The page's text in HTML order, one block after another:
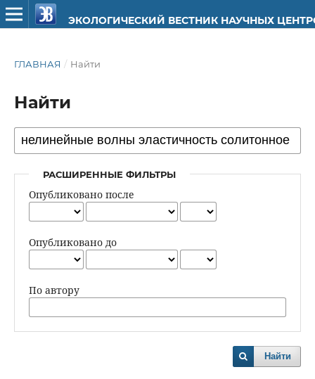
ЭКОЛОГИЧЕСКИЙ ВЕСТНИК НАУЧНЫХ
ГЛАВНАЯ / Найти
Найти
РАСШИРЕННЫЕ ФИЛЬТРЫ
Опубликовано после
Опубликовано до
По автору
Найти